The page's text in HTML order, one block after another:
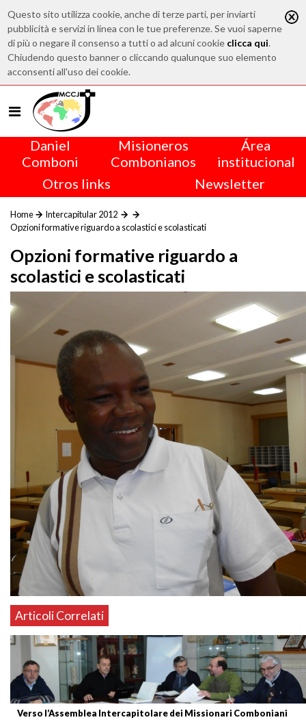
Questo sito utilizza cookie, anche di terze parti, per inviarti
pubblicità e servizi in linea con le tue preferenze. Se vuoi saperne
di più o negare il consenso a tutti o ad alcuni cookie clicca qui.
Chiudendo questo banner o cliccando qualunque suo elemento
acconsenti all'uso dei cookie.
Daniel
Comboni
Misioneros
Combonianos
Área
institucional
Otros links
Newsletter
Home
Intercapitular 2012
Opzioni formative riguardo a scolastici e scolasticati
Opzioni formative riguardo a
scolastici e scolasticati
Articoli Correlati
Verso l’Assemblea Intercapitolare dei Missionari Comboniani